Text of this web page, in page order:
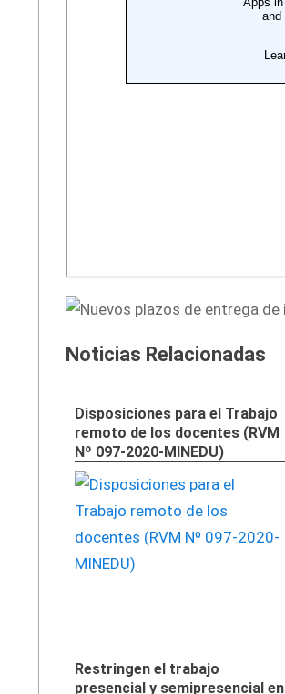
Noticias Relacionadas
Disposiciones para el Trabajo
remoto de los docentes (RVM
Nº 097-2020-MINEDU)
Restringen el trabajo
presencial y semipresencial en